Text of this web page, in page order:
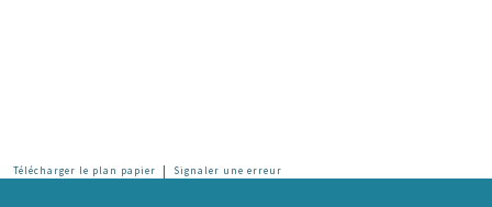
Télécharger le plan papier | Signaler une erreur